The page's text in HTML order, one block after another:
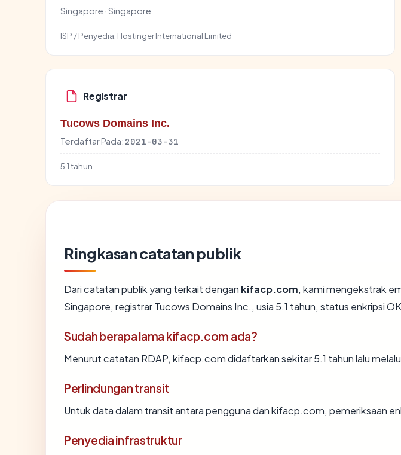
Singapore · Singapore
ISP / Penyedia: Hostinger International Limited
Registrar
Tucows Domains Inc.
Terdaftar Pada: 2021-03-31
5.1 tahun
Ringkasan catatan publik
Dari catatan publik yang terkait dengan kifacp.com, kami mengekstrak
Singapore, registrar Tucows Domains Inc., usia 5.1 tahun, status enkripsi
Sudah berapa lama kifacp.com ada?
Menurut catatan RDAP, kifacp.com didaftarkan sekitar 5.1 tahun lalu
Perlindungan transit
Untuk data dalam transit antara pengguna dan kifacp.com, pemeriksaan
Penyedia infrastruktur